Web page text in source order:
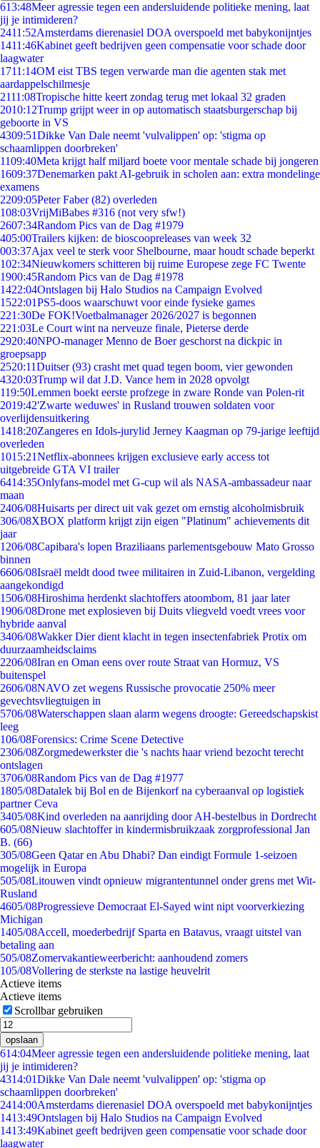
613:48Meer agressie tegen een andersluidende politieke mening, laat
jij je intimideren?
2411:52Amsterdams dierenasiel DOA overspoeld met babykonijntjes
1411:46Kabinet geeft bedrijven geen compensatie voor schade door
laagwater
1711:14OM eist TBS tegen verwarde man die agenten stak met
aardappelschilmesje
2111:08Tropische hitte keert zondag terug met lokaal 32 graden
2010:12Trump grijpt weer in op automatisch staatsburgerschap bij
geboorte in VS
4309:51Dikke Van Dale neemt 'vulvalippen' op: 'stigma op
schaamlippen doorbreken'
1109:40Meta krijgt half miljard boete voor mentale schade bij jongeren
1609:37Denemarken pakt AI-gebruik in scholen aan: extra mondelinge
examens
2209:05Peter Faber (82) overleden
108:03VrijMiBabes #316 (not very sfw!)
2607:34Random Pics van de Dag #1979
405:00Trailers kijken: de bioscoopreleases van week 32
003:37Ajax veel te sterk voor Shelbourne, maar houdt schade beperkt
102:34Nieuwkomers schitteren bij ruime Europese zege FC Twente
1900:45Random Pics van de Dag #1978
1422:04Ontslagen bij Halo Studios na Campaign Evolved
1522:01PS5-doos waarschuwt voor einde fysieke games
221:30De FOK!Voetbalmanager 2026/2027 is begonnen
221:03Le Court wint na nerveuze finale, Pieterse derde
2920:40NPO-manager Menno de Boer geschorst na dickpic in
groepsapp
2520:11Duitser (93) crasht met quad tegen boom, vier gewonden
4320:03Trump wil dat J.D. Vance hem in 2028 opvolgt
119:50Lemmen boekt eerste profzege in zware Ronde van Polen-rit
2019:42'Zwarte weduwes' in Rusland trouwen soldaten voor
overlijdensuitkering
1418:20Zangeres en Idols-jurylid Jerney Kaagman op 79-jarige leeftijd
overleden
1015:21Netflix-abonnees krijgen exclusieve early access tot
uitgebreide GTA VI trailer
6414:35Onlyfans-model met G-cup wil als NASA-ambassadeur naar
maan
2406/08Huisarts per direct uit vak gezet om ernstig alcoholmisbruik
306/08XBOX platform krijgt zijn eigen "Platinum" achievements dit
jaar
1206/08Capibara's lopen Braziliaans parlementsgebouw Mato Grosso
binnen
6606/08Israël meldt dood twee militairen in Zuid-Libanon, vergelding
aangekondigd
1506/08Hiroshima herdenkt slachtoffers atoombom, 81 jaar later
1906/08Drone met explosieven bij Duits vliegveld voedt vrees voor
hybride aanval
3406/08Wakker Dier dient klacht in tegen insectenfabriek Protix om
duurzaamheidsclaims
2206/08Iran en Oman eens over route Straat van Hormuz, VS
buitenspel
2606/08NAVO zet wegens Russische provocatie 250% meer
gevechtsvliegtuigen in
5706/08Waterschappen slaan alarm wegens droogte: Gereedschapskist
leeg
106/08Forensics: Crime Scene Detective
2306/08Zorgmedewerkster die 's nachts haar vriend bezocht terecht
ontslagen
3706/08Random Pics van de Dag #1977
1805/08Datalek bij Bol en de Bijenkorf na cyberaanval op logistiek
partner Ceva
3405/08Kind overleden na aanrijding door AH-bestelbus in Dordrecht
605/08Nieuw slachtoffer in kindermisbruikzaak zorgprofessional Jan
B. (66)
305/08Geen Qatar en Abu Dhabi? Dan eindigt Formule 1-seizoen
mogelijk in Europa
505/08Litouwen vindt opnieuw migrantentunnel onder grens met Wit-
Rusland
4605/08Progressieve Democraat El-Sayed wint nipt voorverkiezing
Michigan
1405/08Accell, moederbedrijf Sparta en Batavus, vraagt uitstel van
betaling aan
505/08Zomervakantieweerbericht: aanhoudend zomers
105/08Vollering de sterkste na lastige heuvelrit
Actieve items
Actieve items
Scrollbar gebruiken
opslaan
614:04Meer agressie tegen een andersluidende politieke mening, laat
jij je intimideren?
4314:01Dikke Van Dale neemt 'vulvalippen' op: 'stigma op
schaamlippen doorbreken'
2414:00Amsterdams dierenasiel DOA overspoeld met babykonijntjes
1413:49Ontslagen bij Halo Studios na Campaign Evolved
1413:49Kabinet geeft bedrijven geen compensatie voor schade door
laagwater